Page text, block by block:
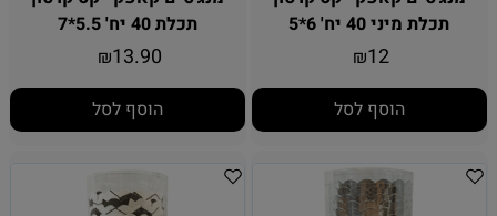
תכלת מיני 40 יח' 6*5
₪12
הוסף לסל
תכלת 40 יח' 5.5*7
₪13.90
הוסף לסל